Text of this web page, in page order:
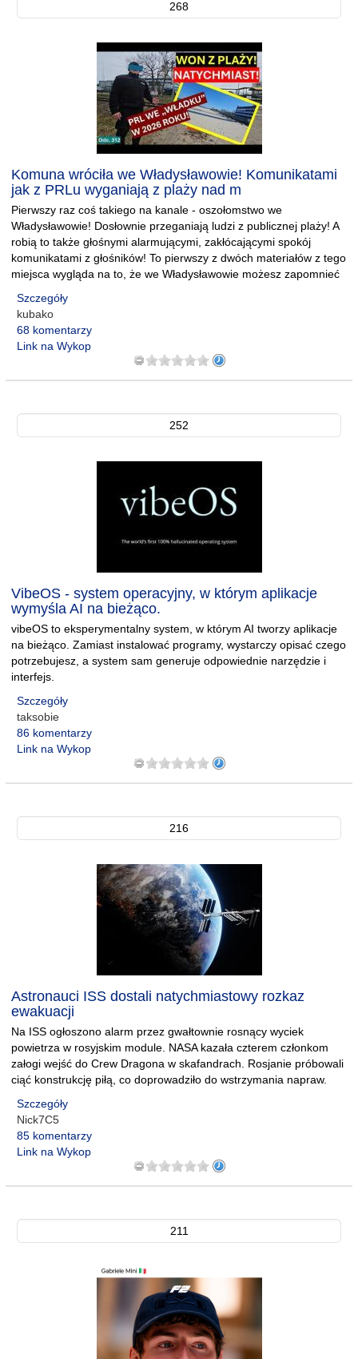
268
Komuna wróciła we Władysławowie! Komunikatami
jak z PRLu wyganiają z plaży nad m
Pierwszy raz coś takiego na kanale - oszołomstwo we
Władysławowie! Dosłownie przeganiają ludzi z publicznej plaży! A
robią to także głośnymi alarmującymi, zakłócającymi spokój
komunikatami z głośników! To pierwszy z dwóch materiałów z tego
miejsca wygląda na to, że we Władysławowie możesz zapomnieć
Szczegóły
kubako
68 komentarzy
Link na Wykop
252
VibeOS - system operacyjny, w którym aplikacje
wymyśla AI na bieżąco.
vibeOS to eksperymentalny system, w którym AI tworzy aplikacje
na bieżąco. Zamiast instalować programy, wystarczy opisać czego
potrzebujesz, a system sam generuje odpowiednie narzędzie i
interfejs.
Szczegóły
taksobie
86 komentarzy
Link na Wykop
216
Astronauci ISS dostali natychmiastowy rozkaz
ewakuacji
Na ISS ogłoszono alarm przez gwałtownie rosnący wyciek
powietrza w rosyjskim module. NASA kazała czterem członkom
załogi wejść do Crew Dragona w skafandrach. Rosjanie próbowali
ciąć konstrukcję piłą, co doprowadziło do wstrzymania napraw.
Szczegóły
Nick7C5
85 komentarzy
Link na Wykop
211